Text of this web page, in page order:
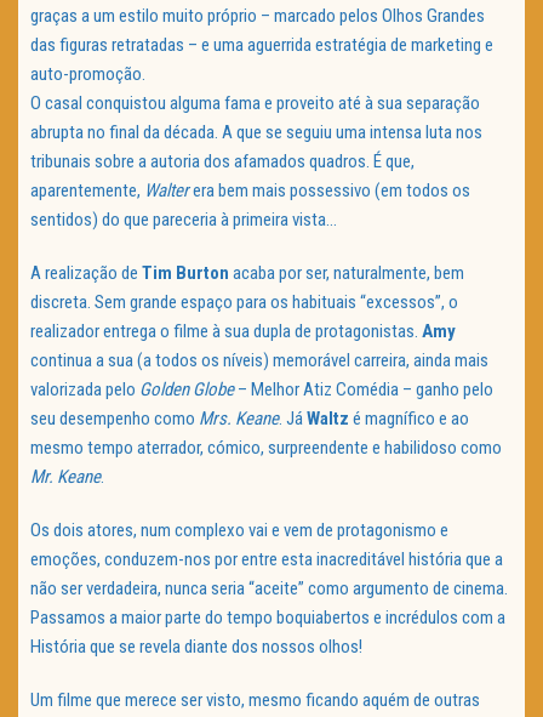
graças a um estilo muito próprio – marcado pelos Olhos Grandes
das figuras retratadas – e uma aguerrida estratégia de marketing e
auto-promoção.
O casal conquistou alguma fama e proveito até à sua separação
abrupta no final da década. A que se seguiu uma intensa luta nos
tribunais sobre a autoria dos afamados quadros. É que,
aparentemente, Walterera bem mais possessivo (em todos os
sentidos) do que pareceria à primeira vista…
A realização de Tim Burton acaba por ser, naturalmente, bem
discreta. Sem grande espaço para os habituais “excessos”, o
realizador entrega o filme à sua dupla de protagonistas. Amy
continua a sua (a todos os níveis) memorável carreira, ainda mais
valorizada pelo Golden Globe– Melhor Atiz Comédia – ganho pelo
seu desempenho como Mrs. Keane. JáWaltz é magnífico e ao
mesmo tempo aterrador, cómico, surpreendente e habilidoso como
Mr. Keane.
Os dois atores, num complexo vai e vem de protagonismo e
emoções, conduzem-nos por entre esta inacreditável história que a
não ser verdadeira, nunca seria “aceite” como argumento de cinema.
Passamos a maior parte do tempo boquiabertos e incrédulos com a
História que se revela diante dos nossos olhos!
Um filme que merece ser visto, mesmo ficando aquém de outras